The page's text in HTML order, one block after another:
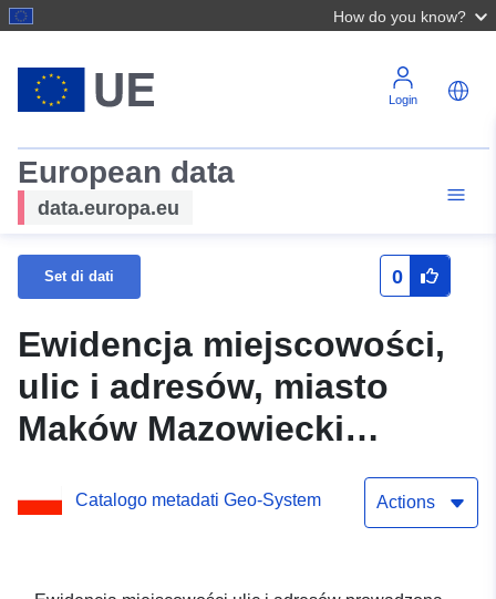
How do you know?
Login
European data
data.europa.eu
Set di dati 0
Ewidencja miejscowości,
ulic i adresów, miasto
Maków Mazowiecki
(141101, iMPA) - usługa
przeglądania WMS
Catalogo metadati Geo-System Actions